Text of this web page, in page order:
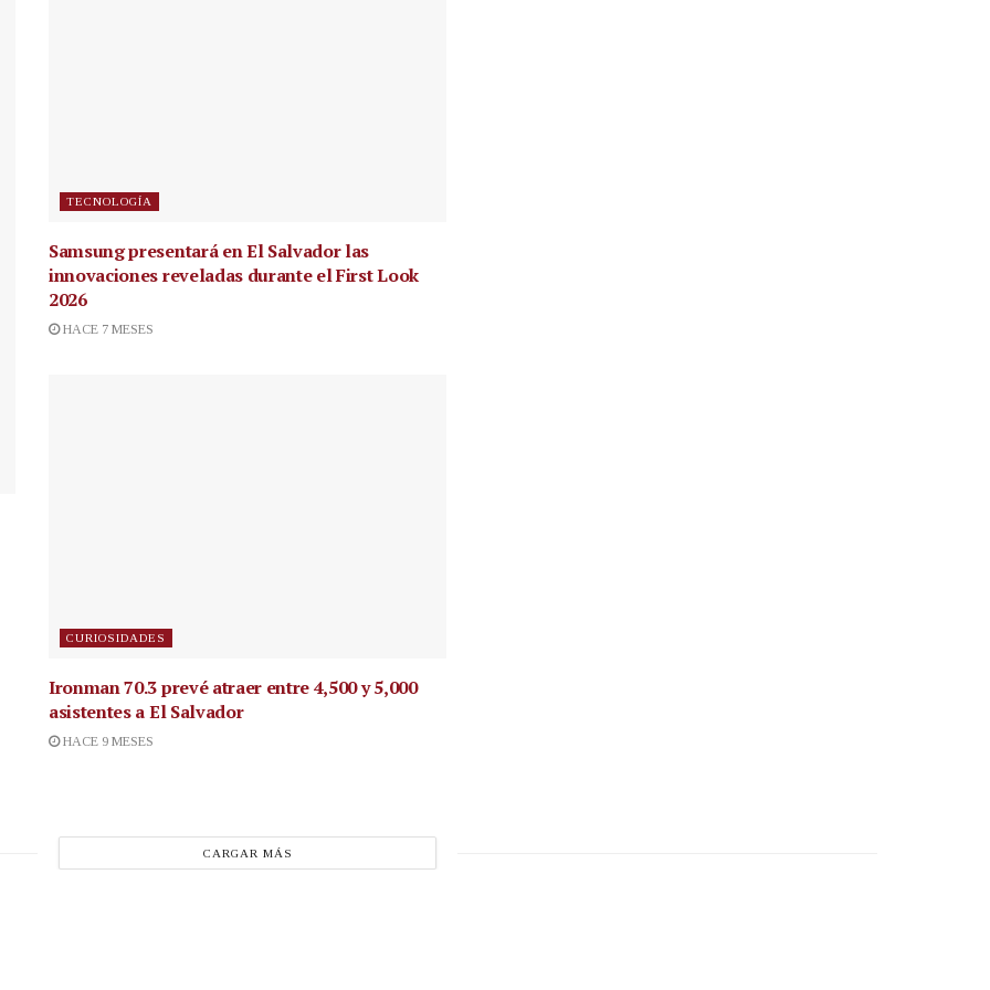
TECNOLOGÍA
Samsung presentará en El Salvador las
innovaciones reveladas durante el First Look
2026
HACE 7 MESES
CURIOSIDADES
Ironman 70.3 prevé atraer entre 4,500 y 5,000
asistentes a El Salvador
HACE 9 MESES
CARGAR MÁS